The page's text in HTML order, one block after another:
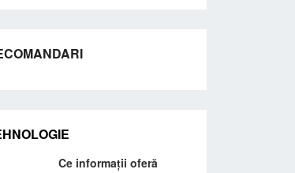
Ce informații oferă